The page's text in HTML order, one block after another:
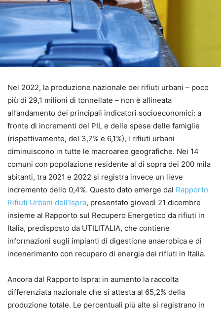
Nel 2022, la produzione nazionale dei rifiuti urbani – poco
più di 29,1 milioni di tonnellate – non è allineata
all’andamento dei principali indicatori socioeconomici: a
fronte di incrementi del PIL e delle spese delle famiglie
(rispettivamente, del 3,7% e 6,1%), i rifiuti urbani
diminuiscono in tutte le macroaree geografiche. Nei 14
comuni con popolazione residente al di sopra dei 200 mila
abitanti, tra 2021 e 2022 si registra invece un lieve
incremento dello 0,4%. Questo dato emerge dal Rapporto
Rifiuti Urbani dell’Ispra, presentato giovedì 21 dicembre
insieme al Rapporto sul Recupero Energetico da rifiuti in
Italia, predisposto da UTILITALIA, che contiene
informazioni sugli impianti di digestione anaerobica e di
incenerimento con recupero di energia dei rifiuti in Italia.
Ancora dal Rapporto Ispra: in aumento la raccolta
differenziata nazionale che si attesta al 65,2% della
produzione totale. Le percentuali più alte si registrano in